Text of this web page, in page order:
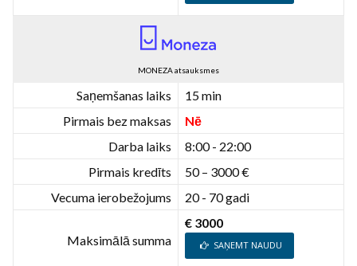
MONEZA atsauksmes
Saņemšanas laiks
15 min
Pirmais bez maksas
Nē
Darba laiks
8:00 - 22:00
Pirmais kredīts
50 – 3000 €
Vecuma ierobežojums
20 - 70 gadi
Maksimālā summa
€ 3000
SAŅEMT NAUDU